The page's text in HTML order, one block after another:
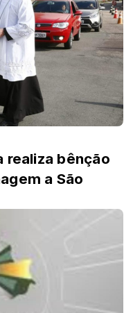
realiza bênção
a São